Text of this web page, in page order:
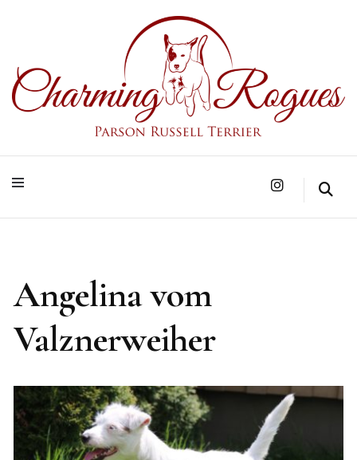
Charming Rogues
Angelina vom
Valznerweiher